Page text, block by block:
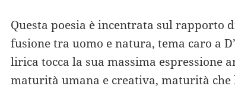
Questa poesia è incentrata sul rapporto
fusione tra uomo e natura, tema caro a
lirica tocca la sua massima espressione
maturità umana e creativa, maturità che